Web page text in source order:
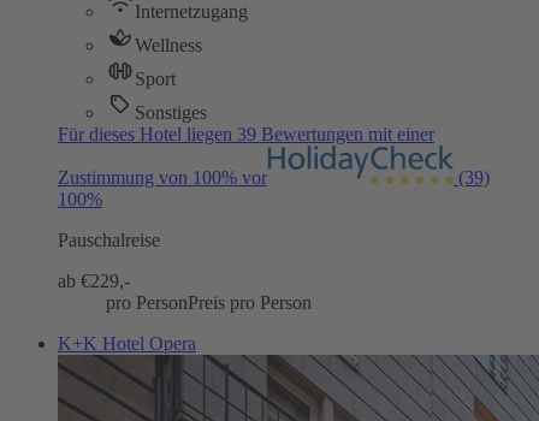
Internetzugang
Wellness
Sport
Sonstiges
Für dieses Hotel liegen 39 Bewertungen mit einer
Zustimmung von 100% vor
(39)
100%
Pauschalreise
ab €229,-
pro PersonPreis pro Person
K+K Hotel Opera